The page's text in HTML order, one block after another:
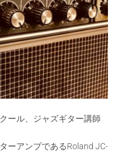
ール、ジャズギター講師
ーアンプであるRoland JC-